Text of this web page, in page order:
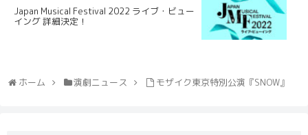
Japan Musical Festival 2022 ライブ・ビュー
イング 詳細決定！
ホーム 演劇ニュース モザイク東京特別公演『SNOW』